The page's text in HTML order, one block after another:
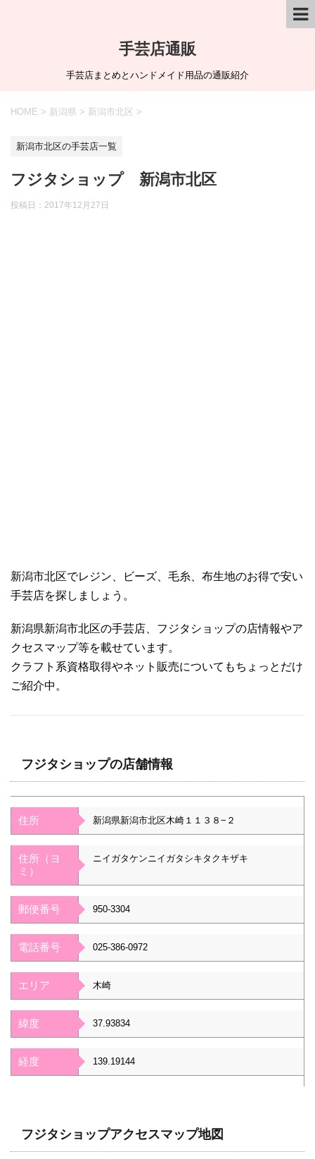
手芸店通販
手芸店まとめとハンドメイド用品の通販紹介
HOME > 新潟県 > 新潟市北区 >
新潟市北区の手芸店一覧
フジタショップ 新潟市北区
投稿日： 2017年12月27日
新潟市北区でレジン、ビーズ、毛糸、布生地のお得で安い
手芸店を探しましょう。
新潟県新潟市北区の手芸店、フジタショップの店情報やア
クセスマップ等を載せています。
クラフト系資格取得やネット販売についてもちょっとだけ
ご紹介中。
フジタショップの店舗情報
住所 新潟県新潟市北区木崎１１３８−２
住所（ヨ
ミ）
ニイガタケンニイガタシキタクキザキ
郵便番号 950-3304
電話番号 025-386-0972
エリア 木崎
緯度 37.93834
経度 139.19144
フジタショップアクセスマップ地図